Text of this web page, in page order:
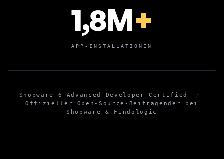
1,8M+
APP-INSTALLATIONEN
Shopware 6 Advanced Developer Certified
·
Offizieller Open-Source-Beitragender bei
Shopware & Findologic